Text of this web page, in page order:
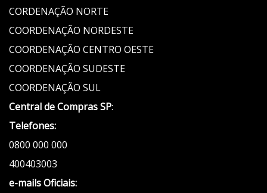
CORDENAÇÃO NORTE
COORDENAÇÃO NORDESTE
COORDENAÇÃO CENTRO OESTE
COORDENAÇÃO SUDESTE
COORDENAÇÃO SUL
Central de Compras SP:
Telefones:
0800 000 000
400403003
e-mails Oficiais: